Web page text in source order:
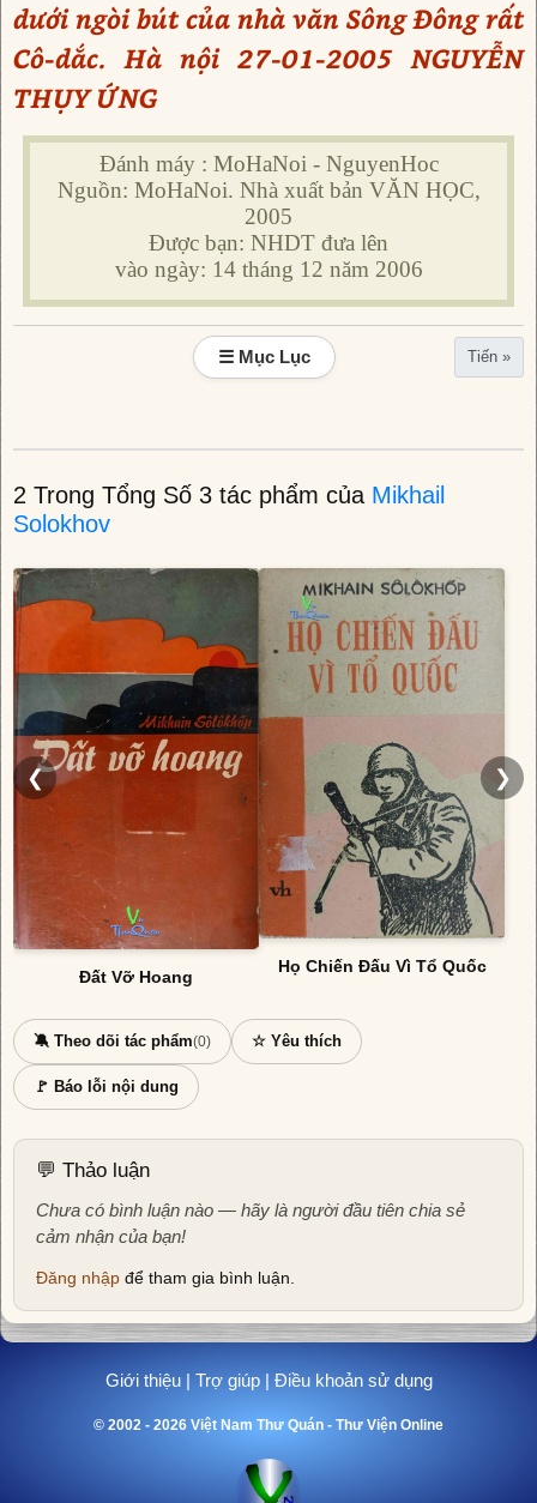
dưới ngòi bút của nhà văn Sông Đông rất
Cô-dắc. Hà nội 27-01-2005 NGUYỄN
THỤY ỨNG
Đánh máy : MoHaNoi - NguyenHoc
Nguồn: MoHaNoi. Nhà xuất bản VĂN HỌC,
2005
Được bạn: NHDT đưa lên
vào ngày: 14 tháng 12 năm 2006
☰ Mục Lục Tiến »
2 Trong Tổng Số 3 tác phẩm của Mikhail
Solokhov
❮
Đất Vỡ Hoang
Họ Chiến Đấu Vì Tổ Quốc
❯
🔕 Theo dõi tác phẩm(0) ☆ Yêu thích
🚩 Báo lỗi nội dung
💬 Thảo luận
Chưa có bình luận nào — hãy là người đầu tiên chia sẻ
cảm nhận của bạn!
Đăng nhập để tham gia bình luận.
Giới thiệu| Trợ giúp| Điều khoản sử dụng
© 2002 - 2026 Việt Nam Thư Quán - Thư Viện Online